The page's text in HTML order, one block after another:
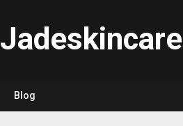
Blog